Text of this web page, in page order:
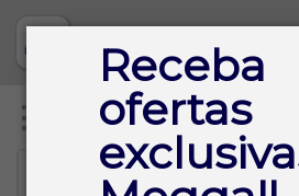
Receba
ofertas